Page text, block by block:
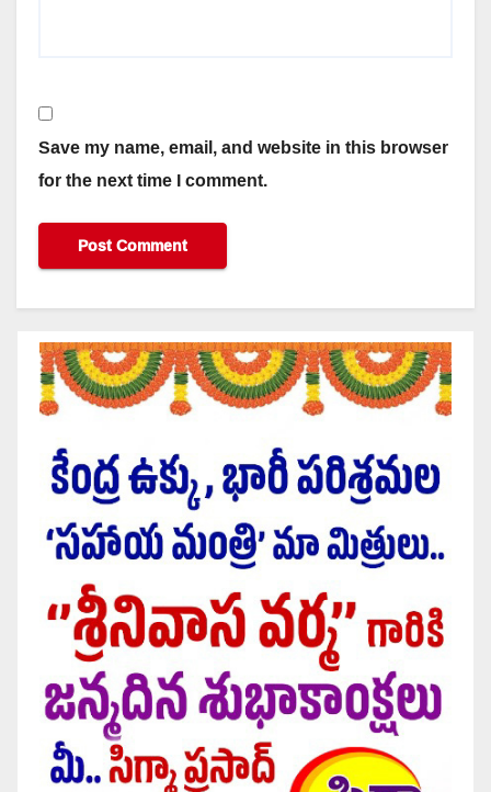
Save my name, email, and website in this browser
for the next time I comment.